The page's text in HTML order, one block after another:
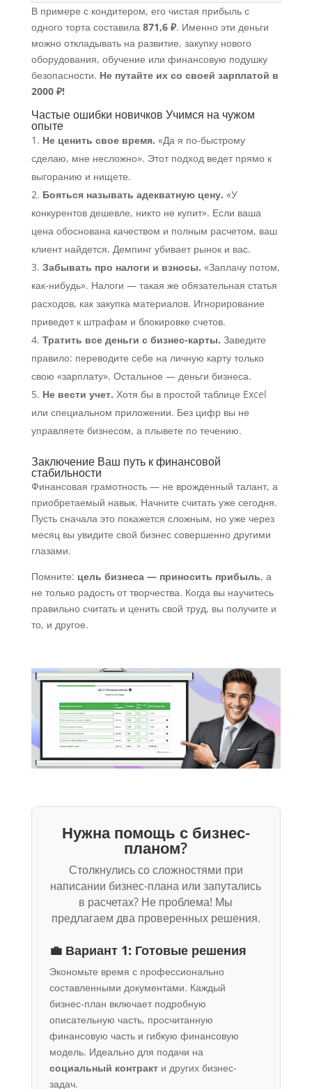
В примере с кондитером, его чистая прибыль с
одного торта составила 871,6 ₽. Именно эти деньги
можно откладывать на развитие, закупку нового
оборудования, обучение или финансовую подушку
безопасности. Не путайте их со своей зарплатой в
2000 ₽!
Частые ошибки новичков Учимся на чужом
опыте
Не ценить свое время. «Да я по-быстрому
сделаю, мне несложно». Этот подход ведет прямо к
выгоранию и нищете.
Бояться называть адекватную цену. «У
конкурентов дешевле, никто не купит». Если ваша
цена обоснована качеством и полным расчетом, ваш
клиент найдется. Демпинг убивает рынок и вас.
Забывать про налоги и взносы. «Заплачу потом,
как-нибудь». Налоги — такая же обязательная статья
расходов, как закупка материалов. Игнорирование
приведет к штрафам и блокировке счетов.
Тратить все деньги с бизнес-карты. Заведите
правило: переводите себе на личную карту только
свою «зарплату». Остальное — деньги бизнеса.
Не вести учет. Хотя бы в простой таблице Excel
или специальном приложении. Без цифр вы не
управляете бизнесом, а плывете по течению.
Заключение Ваш путь к финансовой
стабильности
Финансовая грамотность — не врожденный талант, а
приобретаемый навык. Начните считать уже сегодня.
Пусть сначала это покажется сложным, но уже через
месяц вы увидите свой бизнес совершенно другими
глазами.
Помните: цель бизнеса — приносить прибыль, а
не только радость от творчества. Когда вы научитесь
правильно считать и ценить свой труд, вы получите и
то, и другое.
Нужна помощь с бизнес-
планом?
Столкнулись со сложностями при
написании бизнес-плана или запутались
в расчетах? Не проблема! Мы
предлагаем два проверенных решения.
💼 Вариант 1: Готовые решения
Экономьте время с профессионально
составленными документами. Каждый
бизнес-план включает подробную
описательную часть, просчитанную
финансовую часть и гибкую финансовую
модель. Идеально для подачи на
социальный контракти других бизнес-
задач.